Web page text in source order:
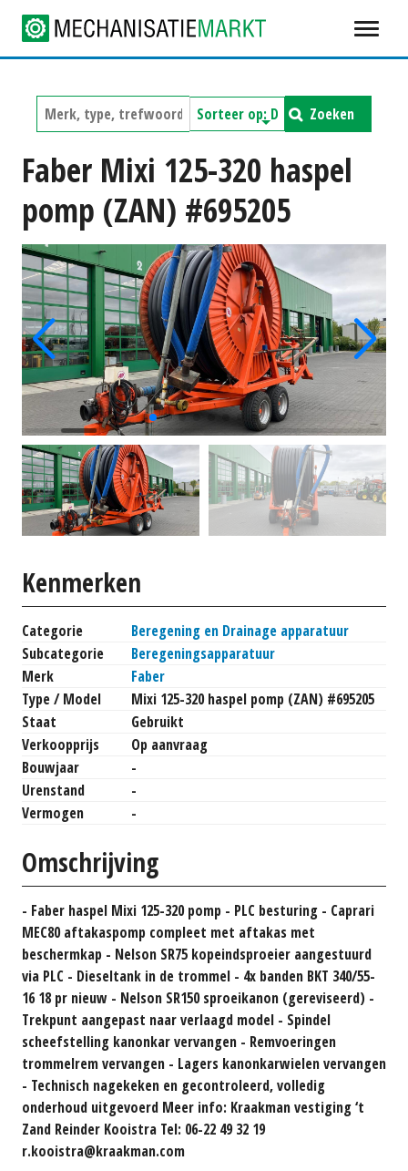
Zoeken
Faber Mixi 125-320 haspel
pomp (ZAN) #695205
Kenmerken
Categorie
Beregening en Drainage apparatuur
Subcategorie
Beregeningsapparatuur
Merk
Faber
Type / Model
Mixi 125-320 haspel pomp (ZAN) #695205
Staat
Gebruikt
Verkoopprijs
Op aanvraag
Bouwjaar
-
Urenstand
-
Vermogen
-
Omschrijving
- Faber haspel Mixi 125-320 pomp - PLC besturing - Caprari
MEC80 aftakaspomp compleet met aftakas met
beschermkap - Nelson SR75 kopeindsproeier aangestuurd
via PLC - Dieseltank in de trommel - 4x banden BKT 340/55-
16 18 pr nieuw - Nelson SR150 sproeikanon (gereviseerd) -
Trekpunt aangepast naar verlaagd model - Spindel
scheefstelling kanonkar vervangen - Remvoeringen
trommelrem vervangen - Lagers kanonkarwielen vervangen
- Technisch nagekeken en gecontroleerd, volledig
onderhoud uitgevoerd Meer info: Kraakman vestiging ‘t
Zand Reinder Kooistra Tel: 06-22 49 32 19
r.kooistra@kraakman.com